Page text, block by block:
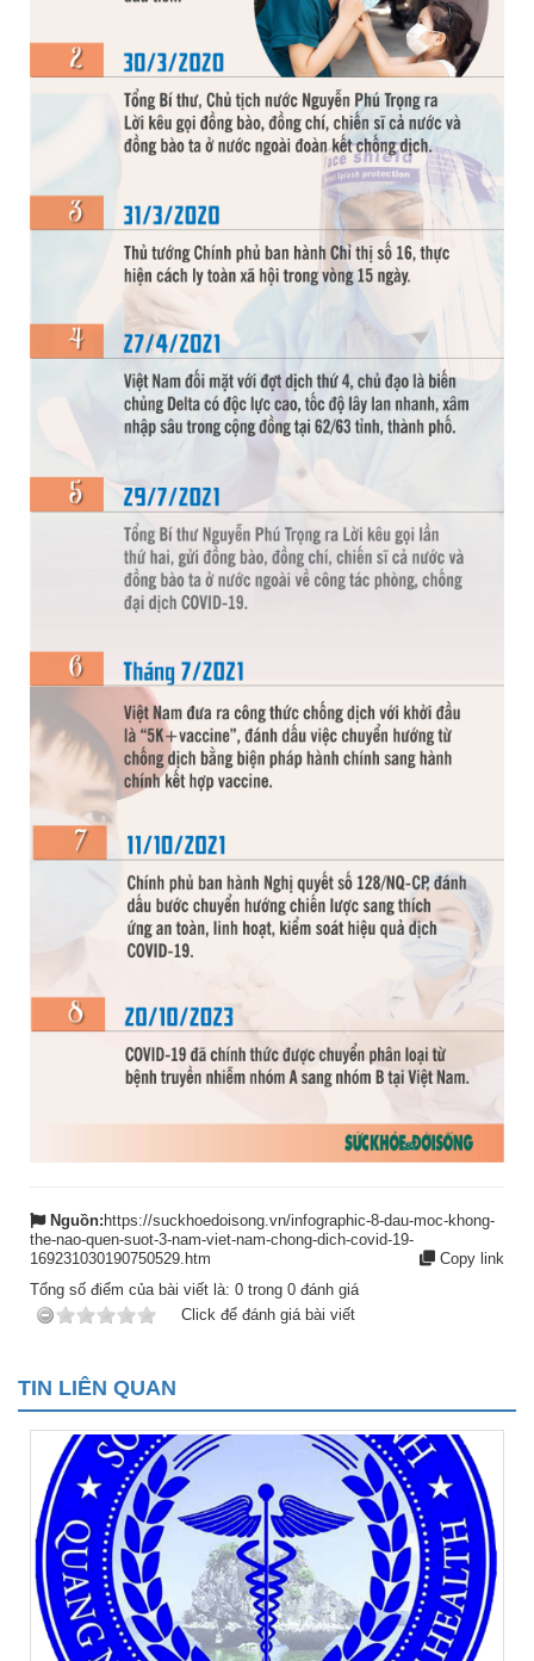
Nguồn: https://suckhoedoisong.vn/infographic-8-dau-moc-khong-
the-nao-quen-suot-3-nam-viet-nam-chong-dich-covid-19-
169231030190750529.htm
Copy link
Tổng số điểm của bài viết là: 0 trong 0 đánh giá
Click để đánh giá bài viết
TIN LIÊN QUAN